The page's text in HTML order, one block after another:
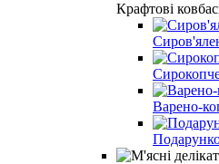
Крафтові
Варено-